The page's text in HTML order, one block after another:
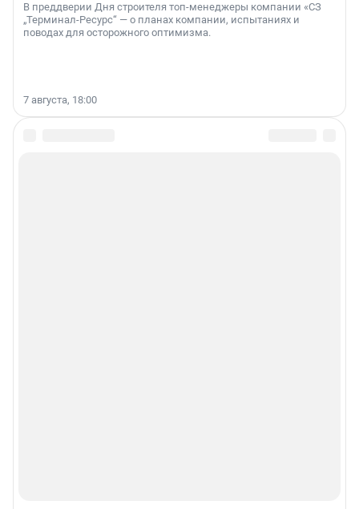
В преддверии Дня строителя топ-менеджеры компании «СЗ
„Терминал-Ресурс“ — о планах компании, испытаниях и
поводах для осторожного оптимизма.
7 августа, 18:00